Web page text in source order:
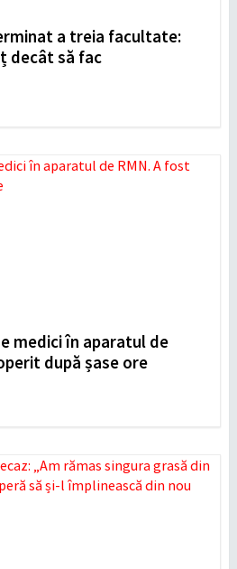
a treia facultate:
decât să fac
medici în aparatul de
după șase ore